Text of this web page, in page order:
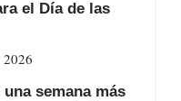
el Día de las
2026
semana más